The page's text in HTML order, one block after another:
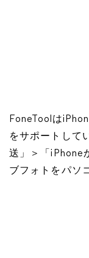
FoneToolは
をサポートして
送」＞「iPhone
ブフォトをパソ